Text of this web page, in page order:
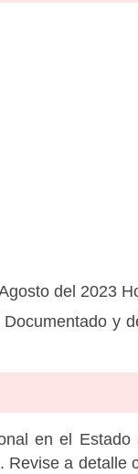
del 2023
y
en el
a